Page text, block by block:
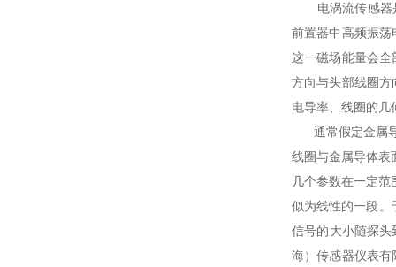
电涡流传感器是
前置器中高频振
这一磁场能量会
方向与头部线圈
电导率、线圈的几
通常假定金属
线圈与金属导体表
几个参数在一定
似为线性的一段。
信号的大小随探
海）传感器仪表有